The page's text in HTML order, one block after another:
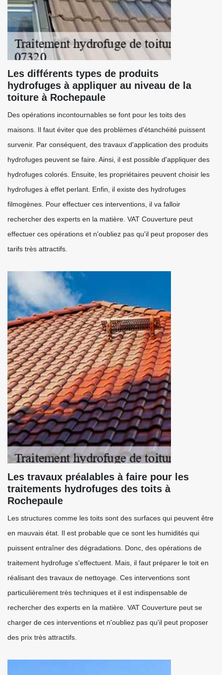
Les différents types de produits
hydrofuges à appliquer au niveau de la
toiture à Rochepaule
Des opérations incontournables se font pour les toits des
maisons. Il faut éviter que des problèmes d'étanchéité puissent
survenir. Par conséquent, des travaux d'application des produits
hydrofuges peuvent se faire. Ainsi, il est possible d'appliquer des
hydrofuges colorés. Ensuite, les propriétaires peuvent choisir les
hydrofuges à effet perlant. Enfin, il existe des hydrofuges
filmogènes. Pour effectuer ces interventions, il va falloir
rechercher des experts en la matière. VAT Couverture peut
effectuer ces opérations et n'oubliez pas qu'il peut proposer des
tarifs très attractifs.
Les travaux préalables à faire pour les
traitements hydrofuges des toits à
Rochepaule
Les structures comme les toits sont des surfaces qui peuvent être
en mauvais état. Il est probable que ce sont les humidités qui
puissent entraîner des dégradations. Donc, des opérations de
traitement hydrofuge s'effectuent. Mais, il faut préparer le toit en
réalisant des travaux de nettoyage. Ces interventions sont
particulièrement très techniques et il est indispensable de
rechercher des experts en la matière. VAT Couverture peut se
charger de ces interventions et n'oubliez pas qu'il peut proposer
des prix très attractifs.